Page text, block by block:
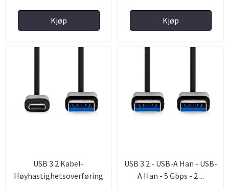
Kjøp Kjøp
USB 3.2 Kabel-
Høyhastighetsoverføring
USB 3.2 - USB-A Han - USB-
A Han - 5 Gbps - 2 ...